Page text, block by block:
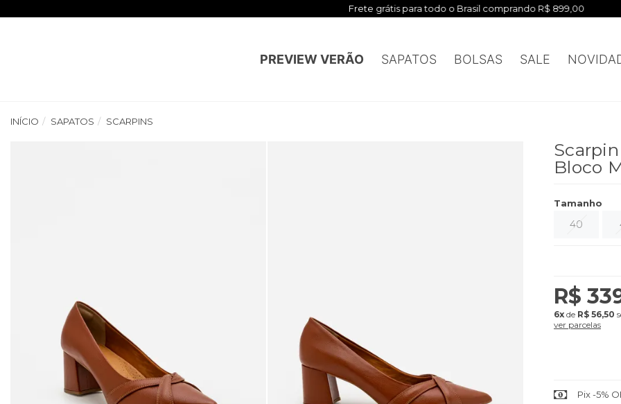
Frete grátis para todo o Brasil comprando R$ 899,00
PREVIEW VERÃO SAPATOS BOLSAS SALE
INÍCIO SAPATOS SCARPINS
Bloco
Tamanho
40
R$
6x de R$ 56,50
ver parcelas
Pix -5%